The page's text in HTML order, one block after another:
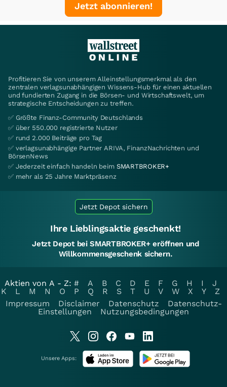
Jetzt abonnieren!
Profitieren Sie von unserem Alleinstellungsmerkmal als den
zentralen verlagsunabhängigen Wissens-Hub für einen aktuellen
und fundierten Zugang in die Börsen- und Wirtschaftswelt, um
strategische Entscheidungen zu treffen.
✅ Größte Finanz-Community Deutschlands
✅ über 550.000 registrierte Nutzer
✅ rund 2.000 Beiträge pro Tag
✅ verlagsunabhängige Partner ARIVA, FinanzNachrichten und
BörsenNews
✅ Jederzeit einfach handeln beim SMARTBROKER+
✅ mehr als 25 Jahre Marktpräsenz
Jetzt Depot sichern
Ihre Lieblingsaktie geschenkt!
Jetzt Depot bei SMARTBROKER+ eröffnen und
Willkommensgeschenk sichern.
Aktien von A - Z: # A B C D E F G H I
J
K
L M N O P Q R S T U V W X Y
Z
Impressum
Disclaimer Datenschutz
Datenschutz-
Einstellungen
Nutzungsbedingungen
Unsere Apps: